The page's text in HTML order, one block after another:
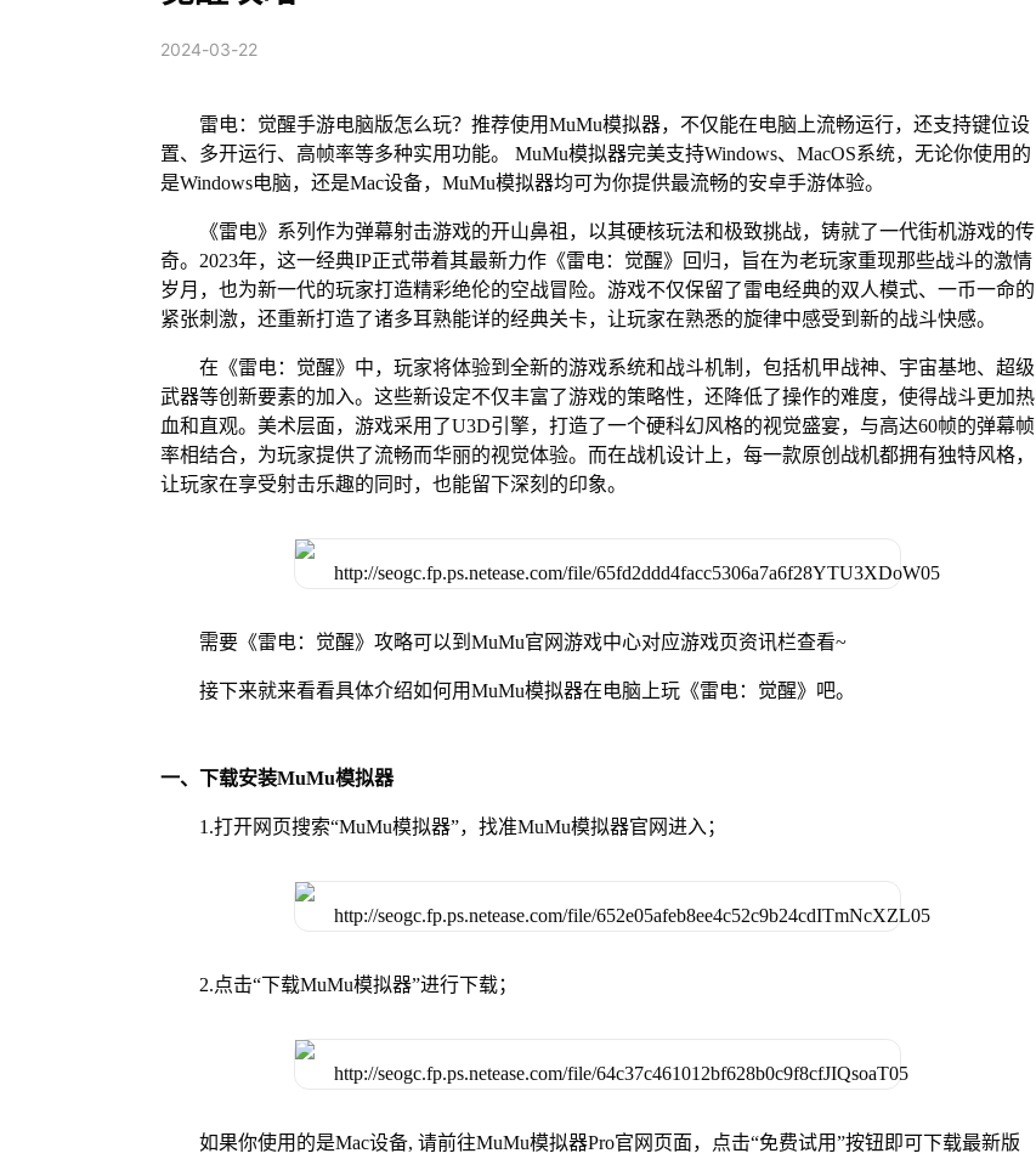
2024-03-22
雷电：觉醒手游电脑版怎么玩？推荐使用MuMu模拟器，不仅能在电脑上流畅运行，还支持键位设
置、多开运行、高帧率等多种实用功能。 MuMu模拟器完美支持Windows、MacOS系统，无论你使用的
是Windows电脑，还是Mac设备，MuMu模拟器均可为你提供最流畅的安卓手游体验。
《雷电》系列作为弹幕射击游戏的开山鼻祖，以其硬核玩法和极致挑战，铸就了一代街机游戏的传
奇。2023年，这一经典IP正式带着其最新力作《雷电：觉醒》回归，旨在为老玩家重现那些战斗的激情
岁月，也为新一代的玩家打造精彩绝伦的空战冒险。游戏不仅保留了雷电经典的双人模式、一币一命的
紧张刺激，还重新打造了诸多耳熟能详的经典关卡，让玩家在熟悉的旋律中感受到新的战斗快感。
在《雷电：觉醒》中，玩家将体验到全新的游戏系统和战斗机制，包括机甲战神、宇宙基地、超级
武器等创新要素的加入。这些新设定不仅丰富了游戏的策略性，还降低了操作的难度，使得战斗更加热
血和直观。美术层面，游戏采用了U3D引擎，打造了一个硬科幻风格的视觉盛宴，与高达60帧的弹幕帧
率相结合，为玩家提供了流畅而华丽的视觉体验。而在战机设计上，每一款原创战机都拥有独特风格，
让玩家在享受射击乐趣的同时，也能留下深刻的印象。
需要《雷电：觉醒》攻略可以到MuMu官网游戏中心对应游戏页资讯栏查看~
接下来就来看看具体介绍如何用MuMu模拟器在电脑上玩《雷电：觉醒》吧。
一、下载安装MuMu模拟器
1.打开网页搜索“MuMu模拟器”，找准MuMu模拟器官网进入；
2.点击“下载MuMu模拟器”进行下载；
如果你使用的是Mac设备, 请前往MuMu模拟器Pro官网页面，点击“免费试用”按钮即可下载最新版